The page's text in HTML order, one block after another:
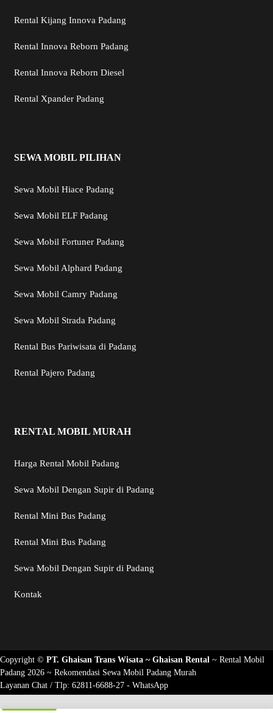
Rental Kijang Innova Padang
Rental Innova Reborn Padang
Rental Innova Reborn Diesel
Rental Xpander Padang
SEWA MOBIL PILIHAN
Sewa Mobil Hiace Padang
Sewa Mobil ELF Padang
Sewa Mobil Fortuner Padang
Sewa Mobil Alphard Padang
Sewa Mobil Camry Padang
Sewa Mobil Strada Padang
Rental Bus Pariwisata di Padang
Rental Pajero Padang
RENTAL MOBIL MURAH
Harga Rental Mobil Padang
Sewa Mobil Dengan Supir di Padang
Rental Mini Bus Padang
Rental Mini Bus Padang
Sewa Mobil Dengan Supir di Padang
Kontak
Copyright © PT. Ghaisan Trans Wisata ~ Ghaisan Rental ~ Rental Mobil
Padang 2026 ~ Rekomendasi Sewa Mobil Padang Murah
Layanan Chat / Tlp: 62811-6688-27 - WhatsApp